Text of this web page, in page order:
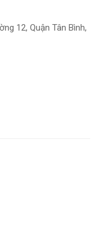
12, Quận Tân Bình,